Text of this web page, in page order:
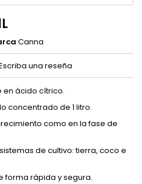
Canna
una reseña
en ácido cítrico.
concentrado de 1 litro.
como en la fase de
de cultivo: tierra, coco e
forma rápida y segura.